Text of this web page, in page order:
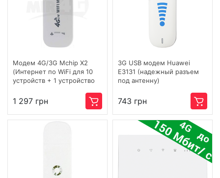
Модем 4G/3G Mchip X2
(Интернет по WiFi для 10
устройств + 1 устройство
1 297 грн
3G USB модем Huawei
E3131 (надежный разъем
под антенну)
743 грн